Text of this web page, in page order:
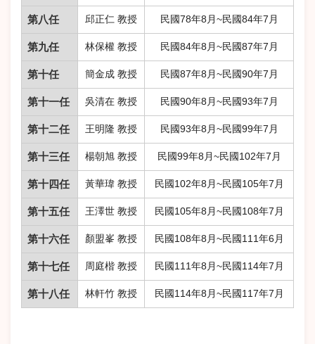
第八任 邱正仁 教授 民國78年8月~民國84年7月
第九任 林保權 教授 民國84年8月~民國87年7月
第十任 簡金成 教授 民國87年8月~民國90年7月
第十一任 吳清在 教授 民國90年8月~民國93年7月
第十二任 王明隆 教授 民國93年8月~民國99年7月
第十三任 楊朝旭 教授 民國99年8月~民國102年7月
第十四任 黃華瑋 教授 民國102年8月~民國105年7月
第十五任 王澤世 教授 民國105年8月~民國108年7月
第十六任 顏盟峯 教授 民國108年8月~民國111年6月
第十七任 周庭楷 教授 民國111年8月~民國114年7月
第十八任 林軒竹 教授 民國114年8月~民國117年7月